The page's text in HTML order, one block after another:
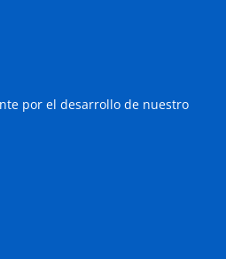
por el desarrollo de nuestro